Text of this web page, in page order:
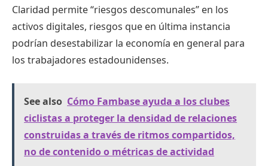
Claridad permite “riesgos descomunales” en los
activos digitales, riesgos que en última instancia
podrían desestabilizar la economía en general para
los trabajadores estadounidenses.
See also Cómo Fambase ayuda a los clubes
ciclistas a proteger la densidad de relaciones
construidas a través de ritmos compartidos,
no de contenido o métricas de actividad